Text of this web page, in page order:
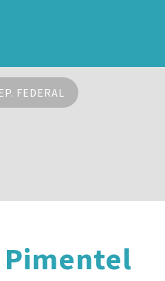
FEDERAL
Pimentel